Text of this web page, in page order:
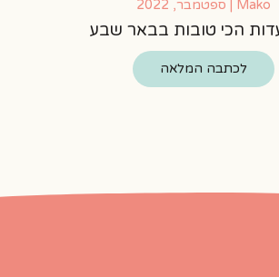
Mako | ספטמבר, 2022
הכי טובות בבאר שבע
לכתבה המלאה